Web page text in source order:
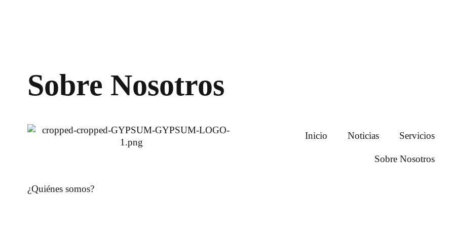
Sobre Nosotros
Inicio Noticias Servicios
Sobre Nosotros
¿Quiénes somos?